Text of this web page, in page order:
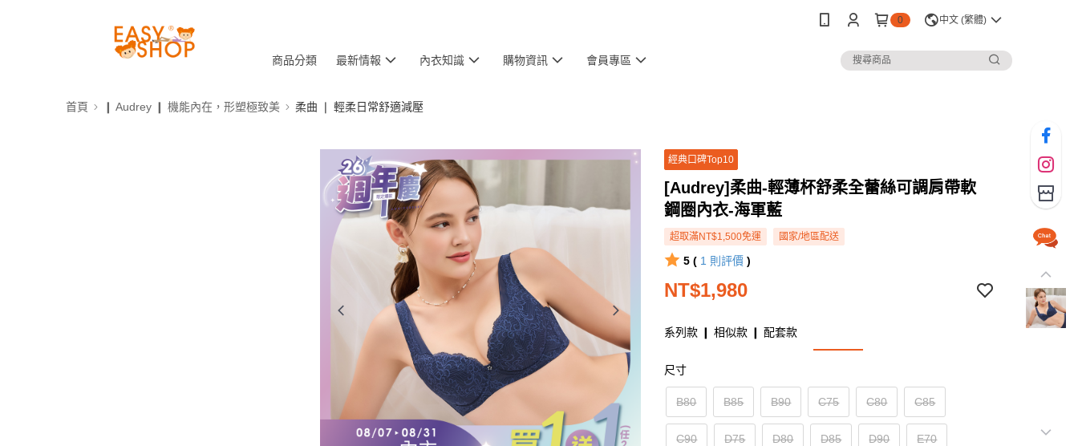
0 中文 (繁體)
商品分類 最新情報 內衣知識 購物資訊 會員專區
首頁 ❙ Audrey ❙ 機能內在，形塑極致美 柔曲 ❘ 輕柔日常舒適減壓
經典口碑Top10
[Audrey]柔曲-輕薄杯舒柔全蕾絲可調肩帶軟
鋼圈內衣-海軍藍
超取滿NT$1,500免運 國家/地區配送
5 ( 1 則評價 )
NT$1,980
系列款 ❙ 相似款 ❙ 配套款
尺寸
B80 B85 B90 C75 C80 C85
C90 D75 D80 D85 D90 E70